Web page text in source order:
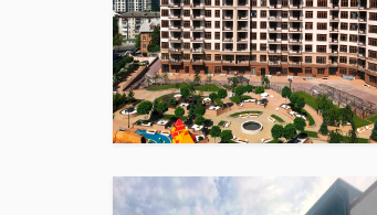
РЕКОМЕНДУЄМО / ЗНИЖКА TOP